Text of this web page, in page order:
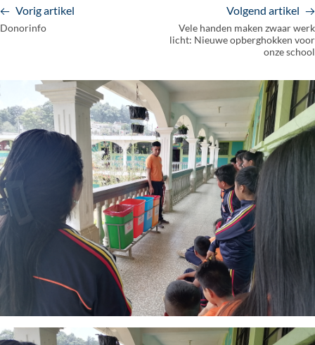
Vorig artikel
Donorinfo
Volgend artikel
Vele handen maken zwaar werk
licht: Nieuwe opberghokken voor
onze school